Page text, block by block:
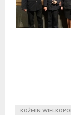
KOŹMIN